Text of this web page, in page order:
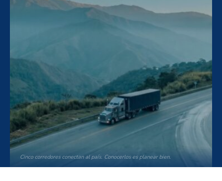
Cinco corredores conectan al país. Conocerlos es planear bien.